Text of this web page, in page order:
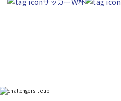
サッカーＷ杯